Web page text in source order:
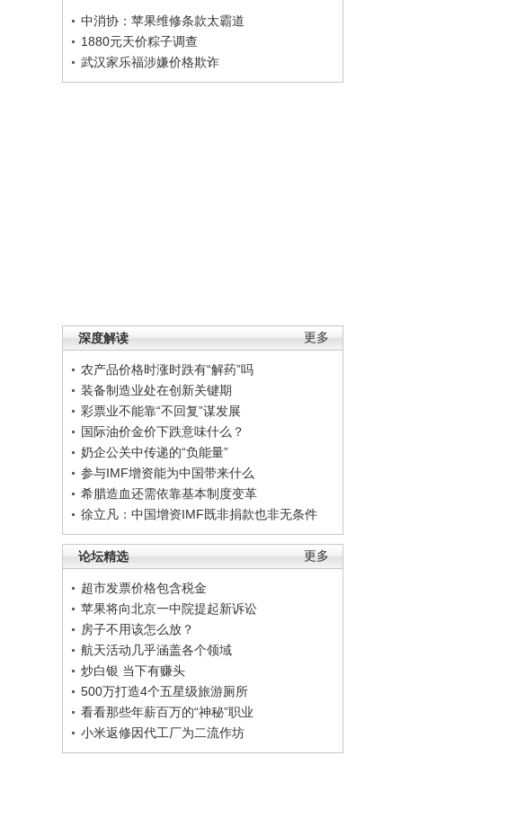
中消协：苹果维修条款太霸道
1880元天价粽子调查
武汉家乐福涉嫌价格欺诈
更多
深度解读
农产品价格时涨时跌有“解药”吗
装备制造业处在创新关键期
彩票业不能靠“不回复”谋发展
国际油价金价下跌意味什么？
奶企公关中传递的“负能量”
参与IMF增资能为中国带来什么
希腊造血还需依靠基本制度变革
徐立凡：中国增资IMF既非捐款也非无条件
更多
论坛精选
超市发票价格包含税金
苹果将向北京一中院提起新诉讼
房子不用该怎么放？
航天活动几乎涵盖各个领域
炒白银 当下有赚头
500万打造4个五星级旅游厕所
看看那些年薪百万的“神秘”职业
小米返修因代工厂为二流作坊